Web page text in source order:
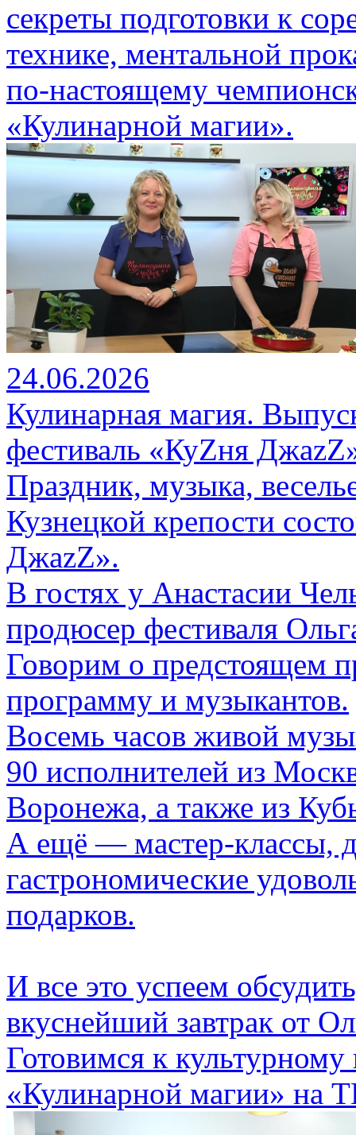
секреты подготовки к
технике, ментальной
по-настоящему
«Кулинарной магии».
24.06.2026
Кулинарная магия.
фестиваль «КуZня
Праздник, музыка,
Кузнецкой крепости
ДжаzZ».
В гостях у Анастасии
продюсер фестиваля
Говорим о предстоящем
программу и музыкантов.
Восемь часов живой
90 исполнителей из
Воронежа, а также из
А ещё — мастер-классы,
гастрономические
подарков.
И все это успеем
вкуснейший завтрак от
Готовимся к
«Кулинарной магии» на